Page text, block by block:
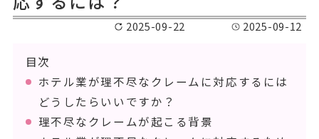
2025-09-22 2025-09-12
目次
ホテル業が理不尽なクレームに対応するには
どうしたらいいですか？
理不尽なクレームが起こる背景